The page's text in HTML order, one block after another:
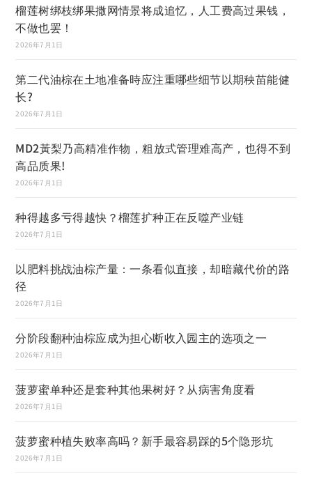
榴莲树绑枝绑果撒网情景将成追忆，人工费高过果钱，
不做也罢！
2026年7月1日
第二代油棕在土地准备時应注重哪些细节以期秧苗能健
长?
2026年7月1日
MD2黃梨乃高精准作物，粗放式管理难高产，也得不到
高品质果!
2026年7月1日
种得越多亏得越快？榴莲扩种正在反噬产业链
2026年7月1日
以肥料挑战油棕产量：一条看似直接，却暗藏代价的路
径
2026年7月1日
分阶段翻种油棕应成为担心断收入园主的选项之一
2026年7月1日
菠萝蜜单种还是套种其他果树好？从病害角度看
2026年7月1日
菠萝蜜种植失败率高吗？新手最容易踩的5个隐形坑
2026年7月1日